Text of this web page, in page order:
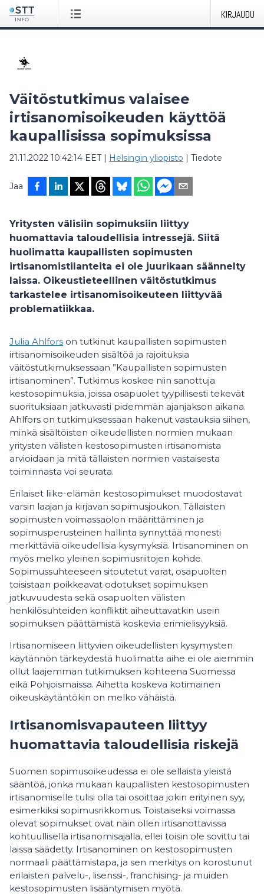
KIRJAUDU
Väitöstutkimus valaisee
irtisanomisoikeuden käyttöä
kaupallisissa sopimuksissa
21.11.2022 10:42:14 EET| Helsingin yliopisto | Tiedote
Jaa
Yritysten välisiin sopimuksiin liittyy
huomattavia taloudellisia intressejä. Siitä
huolimatta kaupallisten sopimusten
irtisanomistilanteita ei ole juurikaan säännelty
laissa. Oikeustieteellinen väitöstutkimus
tarkastelee irtisanomisoikeuteen liittyvää
problematiikkaa.
Julia Ahlfors on tutkinut kaupallisten sopimusten
irtisanomisoikeuden sisältöä ja rajoituksia
väitöstutkimuksessaan ”Kaupallisten sopimusten
irtisanominen”. Tutkimus koskee niin sanottuja
kestosopimuksia, joissa osapuolet tyypillisesti tekevät
suorituksiaan jatkuvasti pidemmän ajanjakson aikana.
Ahlfors on tutkimuksessaan hakenut vastauksia siihen,
minkä sisältöisten oikeudellisten normien mukaan
yritysten välisten kestosopimusten irtisanomista
arvioidaan ja mitä tällaisten normien vastaisesta
toiminnasta voi seurata.
Erilaiset liike-elämän kestosopimukset muodostavat
varsin laajan ja kirjavan sopimusjoukon. Tällaisten
sopimusten voimassaolon määrittäminen ja
sopimusperusteinen hallinta synnyttää monesti
merkittäviä oikeudellisia kysymyksiä. Irtisanominen on
myös melko yleinen sopimusriitojen kohde.
Sopimussuhteeseen sitoutetut varat, osapuolten
toisistaan poikkeavat odotukset sopimuksen
jatkuvuudesta sekä osapuolten välisten
henkilösuhteiden konfliktit aiheuttavatkin usein
sopimuksen päättämistä koskevia erimielisyyksiä.
Irtisanomiseen liittyvien oikeudellisten kysymysten
käytännön tärkeydestä huolimatta aihe ei ole aiemmin
ollut laajemman tutkimuksen kohteena Suomessa
eikä Pohjoismaissa. Aihetta koskeva kotimainen
oikeuskäytäntökin on melko vähäistä.
Irtisanomisvapauteen liittyy
huomattavia taloudellisia riskejä
Suomen sopimusoikeudessa ei ole sellaista yleistä
sääntöä, jonka mukaan kaupallisten kestosopimusten
irtisanomiselle tulisi olla tai osoittaa jokin erityinen syy,
esimerkiksi sopimusrikkomus. Toistaiseksi voimassa
olevat sopimukset ovat näin ollen irtisanottavissa
kohtuullisella irtisanomisajalla, ellei toisin ole sovittu tai
laissa säädetty. Irtisanominen on kestosopimusten
normaali päättämistapa, ja sen merkitys on korostunut
erilaisten palvelu-, lisenssi-, franchising- ja muiden
kestosopimusten lisääntymisen myötä.